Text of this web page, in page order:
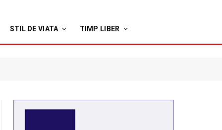
STIL DE VIATA TIMP LIBER